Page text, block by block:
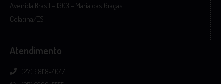
Avenida Brasil – 1303 – Maria das Graças
Colatina/ES
Atendimento
(27) 98118-4047